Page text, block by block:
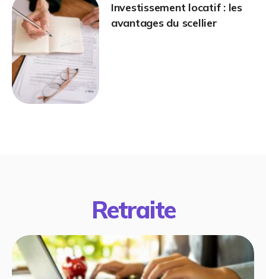
Investissement locatif : les
avantages du scellier
Retraite